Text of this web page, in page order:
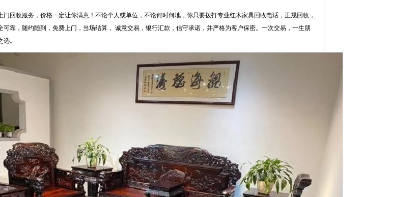
门回收服务，价格一定让你满意！不论个人或单位，不论何时何地，你只要拨打专业红木家具回收电话，正规回收，
可靠，随约随到，免费上门，当场结算， 诚意交易，银行汇款，信守承诺，并严格为客户保密。一次交易，一生朋
。